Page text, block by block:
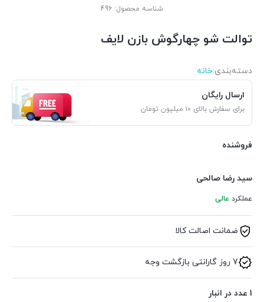
شناسه محصول: 496
توالت شو چهارگوش بازن لایف
دسته‌بندی‌:خانه
ارسال رایگان
برای سفارش بالای ۱۰ میلیون تومان
فروشنده
سید رضا صالحی
عملکرد عالی
ضمانت اصالت کالا
7 روز گارانتی بازگشت وجه
1 عدد در انبار